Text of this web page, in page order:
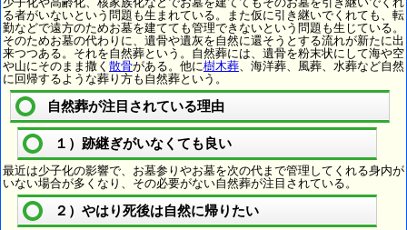
る者がいないという問題も生まれている。また仮に引き継いでくれても、転
勤などで遠方のためお墓を建てても管理できないという問題も生じている。
そのためお墓の代わりに、遺骨や遺灰を自然に還そうとする流れが新たに出
来つつある。それを自然葬という。自然葬には、遺骨を粉末状にして海や空
や山にそのまま撒く 散骨がある。他に樹木葬、海洋葬、風葬、水葬など自然
に回帰するような葬り方も自然葬という。
自然葬が注目されている理由
１）跡継ぎがいなくても良い
最近は少子化の影響で、お墓参りやお墓を次の代まで管理してくれる身内が
いない場合が多くなり、その必要がない自然葬が注目されている。
２）やはり死後は自然に帰りたい